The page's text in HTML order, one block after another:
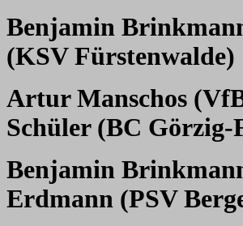
Benjamin
(KSV Fürstenwalde)
Artur Manschos
Schüler (BC Görzig-
Benjamin
Erdmann (PSV